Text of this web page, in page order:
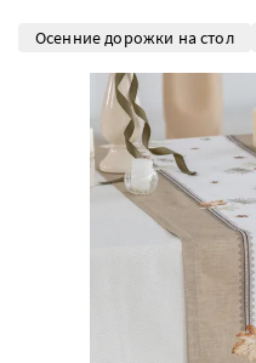
Осенние дорожки на стол